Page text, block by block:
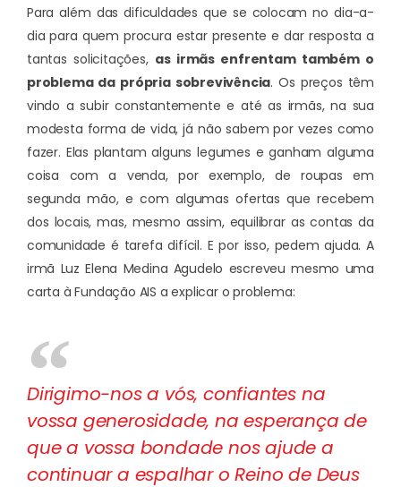
Para além das dificuldades que se colocam no dia-a-
dia para quem procura estar presente e dar resposta a
tantas solicitações, as irmãs enfrentam também o
problema da própria sobrevivência. Os preços têm
vindo a subir constantemente e até as irmãs, na sua
modesta forma de vida, já não sabem por vezes como
fazer. Elas plantam alguns legumes e ganham alguma
coisa com a venda, por exemplo, de roupas em
segunda mão, e com algumas ofertas que recebem
dos locais, mas, mesmo assim, equilibrar as contas da
comunidade é tarefa difícil. E por isso, pedem ajuda. A
irmã Luz Elena Medina Agudelo escreveu mesmo uma
carta à Fundação AIS a explicar o problema:
Dirigimo-nos a vós, confiantes na
vossa generosidade, na esperança de
que a vossa bondade nos ajude a
continuar a espalhar o Reino de Deus